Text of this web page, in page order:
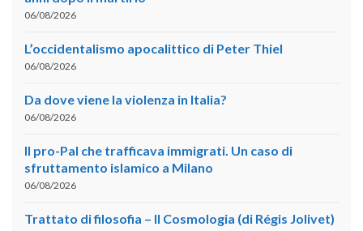
06/08/2026
L’occidentalismo apocalittico di Peter Thiel
06/08/2026
Da dove viene la violenza in Italia?
06/08/2026
Il pro-Pal che trafficava immigrati. Un caso di
sfruttamento islamico a Milano
06/08/2026
Trattato di filosofia – II Cosmologia (di Régis Jolivet)